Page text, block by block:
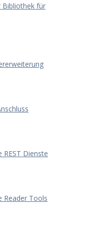
Bibliothek für
REST Dienste
Reader Tools